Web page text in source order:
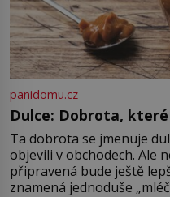
panidomu.cz
Dulce: Dobrota,
Ta dobrota se jmenuje
objevili v obchodech. Ale
připravená bude ještě
znamená jednoduše